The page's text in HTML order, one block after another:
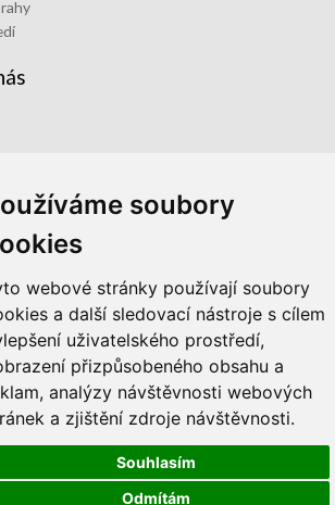
soubory
webové stránky používají soubory
a další sledovací nástroje s cílem
uživatelského prostředí,
přizpůsobeného obsahu a
analýzy návštěvnosti webových
a zjištění zdroje návštěvnosti.
Souhlasím
Odmítám
ubytování Hradec Králové
RealizaceMOTT Software
Hradci Královéhodnocení